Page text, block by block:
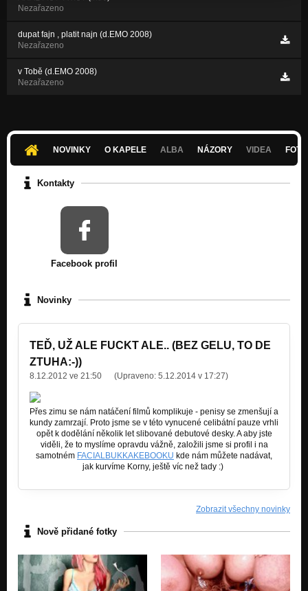
Nezařazeno
dupat fajn , platit najn (d.EMO 2008)
Nezařazeno
v Tobě (d.EMO 2008)
Nezařazeno
NOVINKY O KAPELE ALBA NÁZORY VIDEA
Kontakty
Facebook profil
Novinky
TEĎ, UŽ ALE FUCKT ALE.. (BEZ GELU, TO DE
ZTUHA:-))
8.12.2012 ve 21:50 (Upraveno: 5.12.2014 v 17:27)
Přes zimu se nám natáčení filmů komplikuje - penisy se zmenšují a
kundy zamrzají. Proto jsme se v této vynucené celibátní pauze vrhli
opět k dodělání několik let slibované debutové desky. A aby jste
viděli, že to myslíme opravdu vážně, založili jsme si profil i na
samotném FACIALBUKKAKEBOOKU kde nám můžete nadávat,
jak kurvíme Korny, ještě víc než tady :)
Zobrazit všechny novinky
Nově přidané fotky